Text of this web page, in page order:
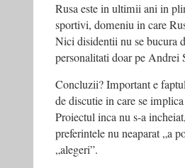
Rusa este in ultimii ani in
sportivi, domeniu in care
Nici disidentii nu se bucura
personalitati doar pe Andrei
Concluzii? Important e
de discutie in care se
Proiectul inca nu s-a
preferintele nu neaparat „a
„alegeri”.